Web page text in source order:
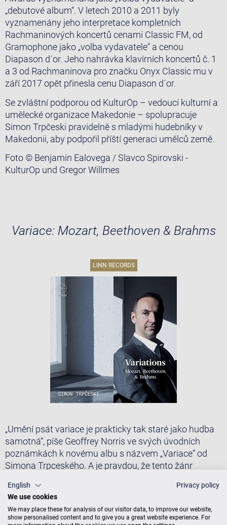
„debutové album“. V letech 2010 a 2011 byly
vyznamenány jeho interpretace kompletních
Rachmaninových koncertů cenami Classic FM, od
Gramophone jako „volba vydavatele“ a cenou
Diapason d´or. Jeho nahrávka klavírních koncertů č. 1
a 3 od Rachmaninova pro značku Onyx Classic mu v
září 2017 opět přinesla cenu Diapason d´or.
Se zvláštní podporou od KulturOp – vedoucí kulturní a
umělecké organizace Makedonie – spolupracuje
Simon Trpčeski pravidelně s mladými hudebníky v
Makedonii, aby podpořil příští generaci umělců země.
Foto © Benjamin Ealovega / Slavco Spirovski -
KulturOp und Gregor Willmes
Variace: Mozart, Beethoven & Brahms
LINN RECORDS
„Umění psát variace je prakticky tak staré jako hudba
samotná“, píše Geoffrey Norris ve svých úvodních
poznámkách k novému albu s názvem „Variace“ od
Simona Trpceského. A je pravdou, že tento žánr
neví, co ho očekává, když se s ním setká. Od virtuózní
krásy mnohých variací přes populární operní melodie
až k hlubokým a intelektuálním mistrovským dílům
English
Privacy policy
We use cookies
We may place these for analysis of our visitor data, to improve our website,
show personalised content and to give you a great website experience. For